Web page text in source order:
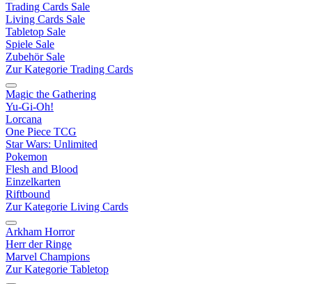
Trading Cards Sale
Living Cards Sale
Tabletop Sale
Spiele Sale
Zubehör Sale
Zur Kategorie Trading Cards
Magic the Gathering
Yu-Gi-Oh!
Lorcana
One Piece TCG
Star Wars: Unlimited
Pokemon
Flesh and Blood
Einzelkarten
Riftbound
Zur Kategorie Living Cards
Arkham Horror
Herr der Ringe
Marvel Champions
Zur Kategorie Tabletop